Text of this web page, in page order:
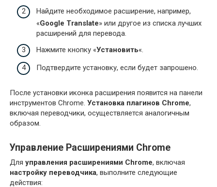
Найдите необходимое расширение, например,
«Google Translate» или другое из списка лучших
расширений для перевода.
Нажмите кнопку «Установить«.
Подтвердите установку, если будет запрошено.
После установки иконка расширения появится на панели
инструментов Chrome. Установка плагинов Chrome,
включая переводчики, осуществляется аналогичным
образом.
Управление Расширениями Chrome
Для управления расширениями Chrome, включая
настройку переводчика, выполните следующие
действия: